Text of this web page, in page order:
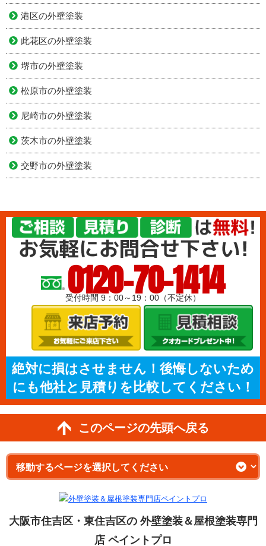
港区の外壁塗装
此花区の外壁塗装
堺市の外壁塗装
松原市の外壁塗装
尼崎市の外壁塗装
茨木市の外壁塗装
交野市の外壁塗装
0120-70-1414
受付時間 9：00～19：00（不定休）
絶対に損はさせません！後悔しないため
にも他社と見積りを比較してください！
このページの先頭へ戻る
大阪市住吉区・東住吉区の 外壁塗装＆屋根塗装専門
店 ペイントプロ